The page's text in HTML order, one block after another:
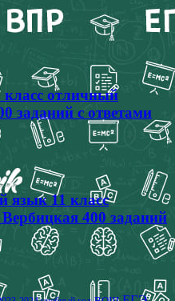
класс отличный
заданий с ответами
язык 11 класс
400 заданий